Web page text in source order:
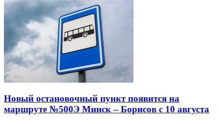
Новый остановочный пункт появится на
маршруте №500Э Минск – Борисов с 10 августа